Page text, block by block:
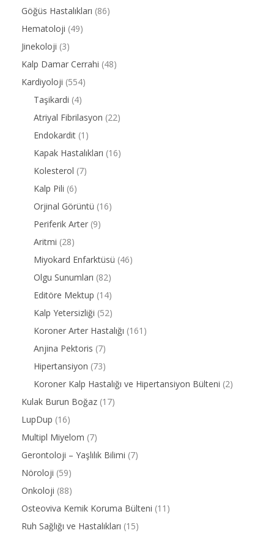
Göğüs Hastalıkları (86)
Hematoloji (49)
Jinekoloji (3)
Kalp Damar Cerrahi (48)
Kardiyoloji (554)
Taşikardi (4)
Atriyal Fibrilasyon (22)
Endokardit (1)
Kapak Hastalıkları (16)
Kolesterol (7)
Kalp Pili (6)
Orjinal Görüntü (16)
Periferik Arter (9)
Aritmi (28)
Miyokard Enfarktüsü (46)
Olgu Sunumları (82)
Editöre Mektup (14)
Kalp Yetersizliği (52)
Koroner Arter Hastalığı (161)
Anjina Pektoris (7)
Hipertansiyon (73)
Koroner Kalp Hastalığı ve Hipertansiyon Bülteni (2)
Kulak Burun Boğaz (17)
LupDup (16)
Multipl Miyelom (7)
Gerontoloji – Yaşlılık Bilimi (7)
Nöroloji (59)
Onkoloji (88)
Osteoviva Kemik Koruma Bülteni (11)
Ruh Sağlığı ve Hastalıkları (15)